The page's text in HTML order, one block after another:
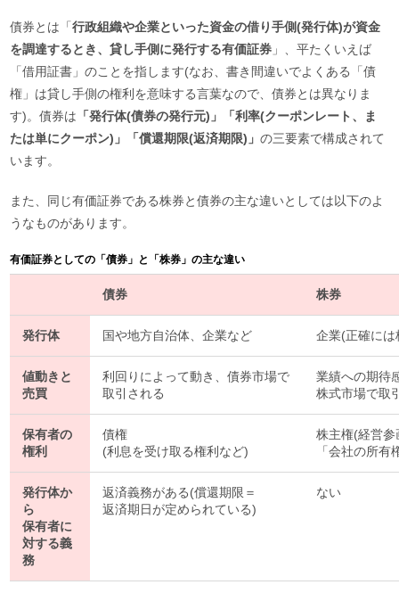
債券とは「行政組織や企業といった資金の借り手側(発行体)が資金
を調達するとき、貸し手側に発行する有価証券 」、平たくいえば
「借用証書」のことを指します(なお、書き間違いでよくある「債
権」は貸し手側の権利を意味する言葉なので、債券とは異なりま
す)。債券は 「発行体(債券の発行元)」「利率(クーポンレート、ま
たは単にクーポン)」「償還期限(返済期限)」の三要素で構成されて
います。
また、同じ有価証券である株券と債券の主な違いとしては以下のよ
うなものがあります。
有価証券としての「債券」と「株券」の主な違い
債券 株券
発行体 国や地方自治体、企業など 企業(正確に
値動きと
売買
利回りによって動き、債券市場で
取引される
業績への期待
株式市場で取
保有者の
権利
債権
(利息を受け取る権利など)
株主権(経営
「会社の所有
発行体か
ら
保有者に
対する義
務
返済義務がある(償還期限＝
返済期日が定められている)
ない